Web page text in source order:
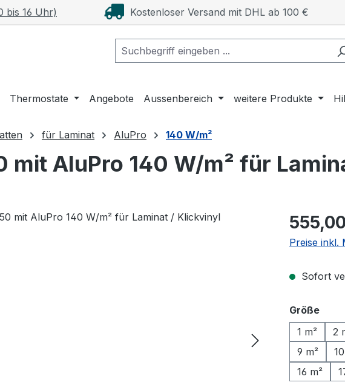
bis 16 Uhr) Kostenloser Versand mit DHL ab 100 €
Thermostate Angebote Aussenbereich weitere Produkte
für Laminat AluPro 140 W/m²
mit AluPro 140 W/m² für
Regulärer
Preise inkl.
Sofort
Größe
1 m²
2
9 m²
16 m²